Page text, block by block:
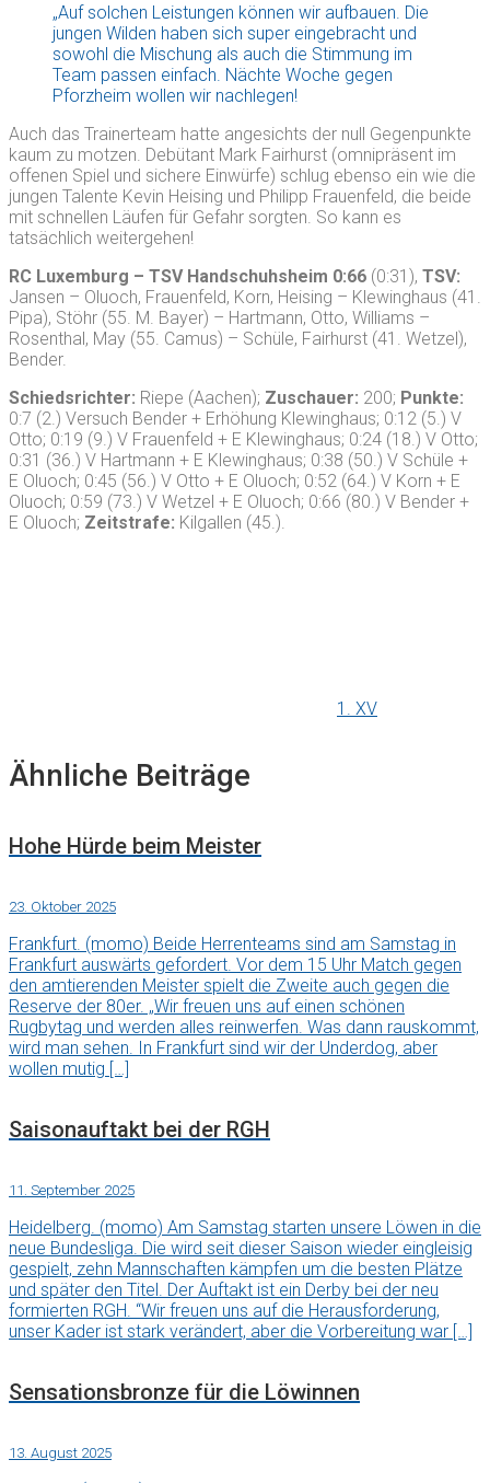
„Auf solchen Leistungen können wir aufbauen. Die
jungen Wilden haben sich super eingebracht und
sowohl die Mischung als auch die Stimmung im
Team passen einfach. Nächte Woche gegen
Pforzheim wollen wir nachlegen!
Auch das Trainerteam hatte angesichts der null Gegenpunkte
kaum zu motzen. Debütant Mark Fairhurst (omnipräsent im
offenen Spiel und sichere Einwürfe) schlug ebenso ein wie die
jungen Talente Kevin Heising und Philipp Frauenfeld, die beide
mit schnellen Läufen für Gefahr sorgten. So kann es
tatsächlich weitergehen!
RC Luxemburg – TSV Handschuhsheim 0:66 (0:31), TSV:
Jansen – Oluoch, Frauenfeld, Korn, Heising – Klewinghaus (41.
Pipa), Stöhr (55. M. Bayer) – Hartmann, Otto, Williams –
Rosenthal, May (55. Camus) – Schüle, Fairhurst (41. Wetzel),
Bender.
Schiedsrichter: Riepe (Aachen); Zuschauer: 200; Punkte:
0:7 (2.) Versuch Bender + Erhöhung Klewinghaus; 0:12 (5.) V
Otto; 0:19 (9.) V Frauenfeld + E Klewinghaus; 0:24 (18.) V Otto;
0:31 (36.) V Hartmann + E Klewinghaus; 0:38 (50.) V Schüle +
E Oluoch; 0:45 (56.) V Otto + E Oluoch; 0:52 (64.) V Korn + E
Oluoch; 0:59 (73.) V Wetzel + E Oluoch; 0:66 (80.) V Bender +
E Oluoch; Zeitstrafe: Kilgallen (45.).
1. XV
Ähnliche Beiträge
Hohe Hürde beim Meister
23. Oktober 2025
Frankfurt. (momo) Beide Herrenteams sind am Samstag in
Frankfurt auswärts gefordert. Vor dem 15 Uhr Match gegen
den amtierenden Meister spielt die Zweite auch gegen die
Reserve der 80er. „Wir freuen uns auf einen schönen
Rugbytag und werden alles reinwerfen. Was dann rauskommt,
wird man sehen. In Frankfurt sind wir der Underdog, aber
wollen mutig […]
Saisonauftakt bei der RGH
11. September 2025
Heidelberg. (momo) Am Samstag starten unsere Löwen in die
neue Bundesliga. Die wird seit dieser Saison wieder eingleisig
gespielt, zehn Mannschaften kämpfen um die besten Plätze
und später den Titel. Der Auftakt ist ein Derby bei der neu
formierten RGH. “Wir freuen uns auf die Herausforderung,
unser Kader ist stark verändert, aber die Vorbereitung war […]
Sensationsbronze für die Löwinnen
13. August 2025